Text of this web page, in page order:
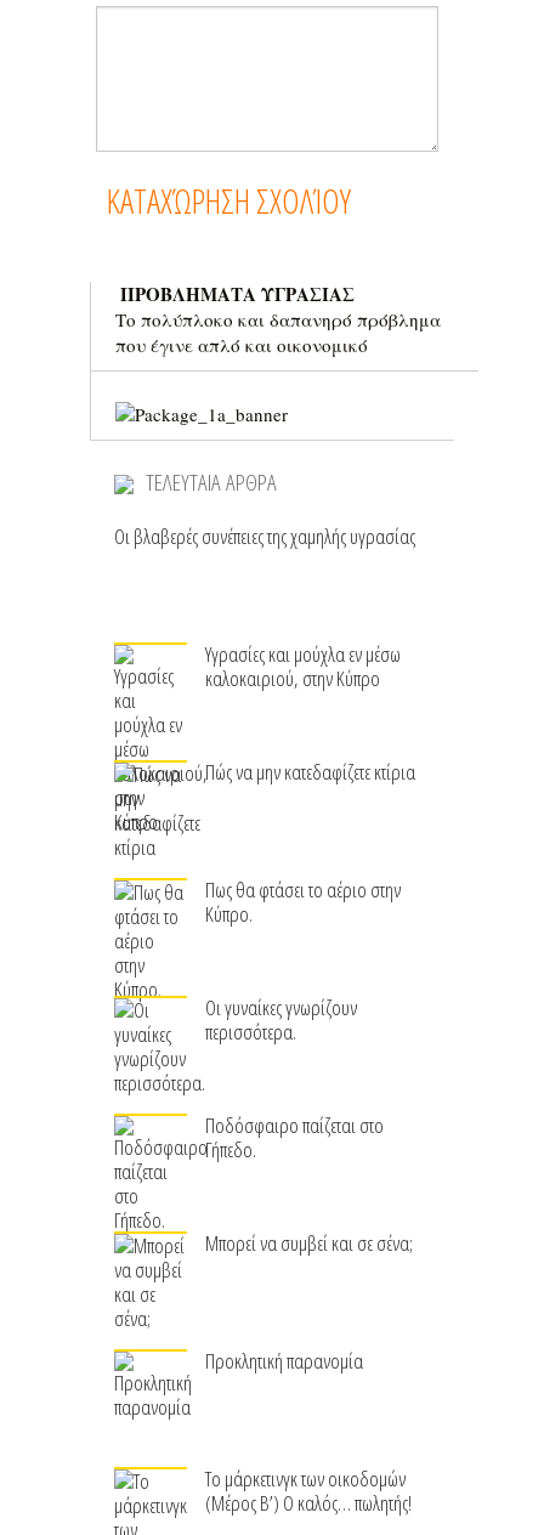
ΠΡΟΒΛΗΜΑΤΑ ΥΓΡΑΣΙΑΣ
Το πολύπλοκο και δαπανηρό πρόβλημα
που έγινε απλό και οικονομικό
ΤΕΛΕΥΤΑΙΑ ΑΡΘΡΑ
Οι βλαβερές συνέπειες της χαμηλής υγρασίας
Υγρασίες και μούχλα εν μέσω
καλοκαιριού, στην Κύπρο
Πώς να μην κατεδαφίζετε κτίρια
Πως θα φτάσει το αέριο στην
Κύπρο.
Οι γυναίκες γνωρίζουν
περισσότερα.
Ποδόσφαιρο παίζεται στο
Γήπεδο.
Μπορεί να συμβεί και σε σένα;
Προκλητική παρανομία
Το μάρκετινγκ των οικοδομών
(Μέρος Β’) Ο καλός… πωλητής!